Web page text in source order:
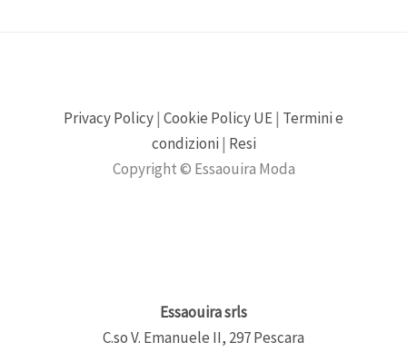
Privacy Policy| Cookie Policy UE| Termini e
condizioni | Resi
Copyright © Essaouira Moda
Essaouira srls
C.so V. Emanuele II, 297 Pescara